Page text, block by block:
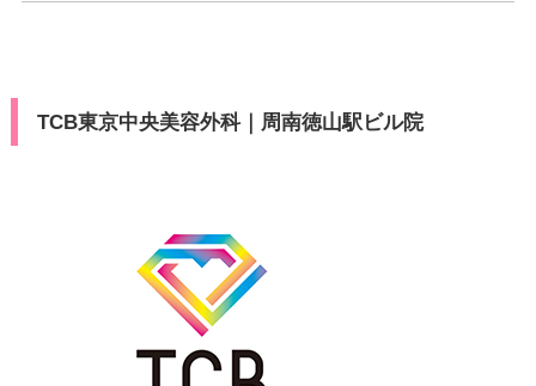
TCB東京中央美容外科｜周南徳山駅ビル院